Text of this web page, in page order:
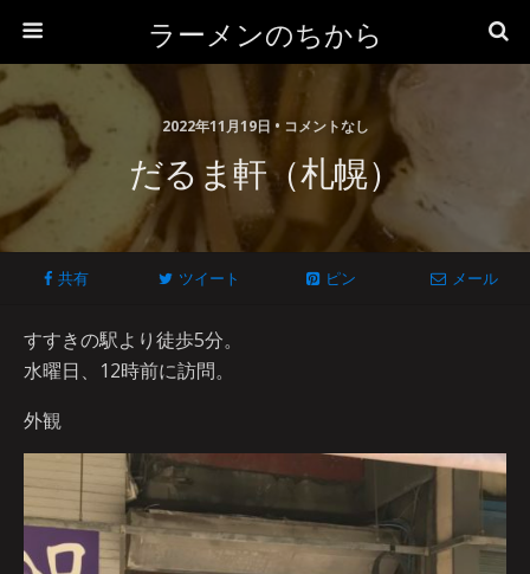
ラーメンのちから
2022年11月19日 • コメントなし
だるま軒（札幌）
共有 ツイート ピン メール
すすきの駅より徒歩5分。
水曜日、12時前に訪問。
外観